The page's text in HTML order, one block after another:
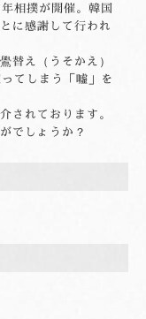
相撲が開催。韓国
に感謝して行われ
替え（うそかえ）
てしまう「嘘」を
されております。
でしょうか？